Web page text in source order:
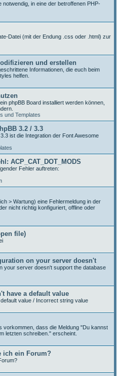
in eine der betroffenen PHP-
Datei (mit der Endung .css oder .html) zur
und erstellen
Informationen, die euch beim
helfen.
phpBB Board installiert werden können,
und Templates
3.2 / 3.3
ist die Integration der Font Awesome
ACP_CAT_DOT_MODS
Fehler auftreten:
> Wartung) eine Fehlermeldung in der
nicht richtig konfiguriert, offline oder
file)
on your server doesn't
your server doesn't support the database
have a default value
value / Incorrect string value
vorkommen, dass die Meldung "Du kannst
letzten schreiben." erscheint.
ich ein Forum?